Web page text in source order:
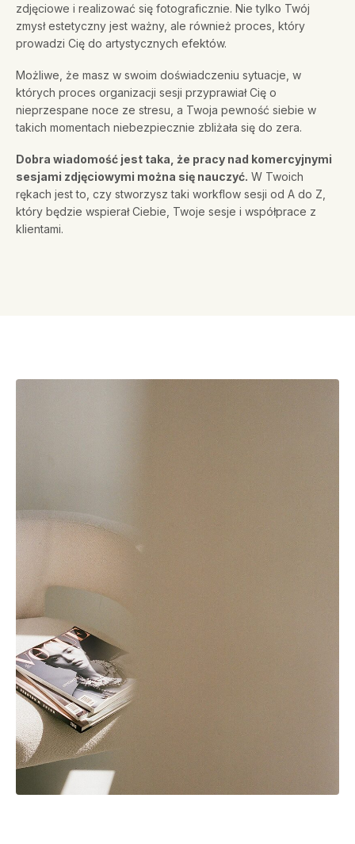
zdjęciowe i realizować się fotograficznie. Nie tylko Twój
zmysł estetyczny jest ważny, ale również proces, który
prowadzi Cię do artystycznych efektów.
Możliwe, że masz w swoim doświadczeniu sytuacje, w
których proces organizacji sesji przyprawiał Cię o
nieprzespane noce ze stresu, a Twoja pewność siebie w
takich momentach niebezpiecznie zbliżała się do zera.
Dobra wiadomość jest taka, że pracy nad komercyjnymi
sesjami zdjęciowymi można się nauczyć. W Twoich
rękach jest to, czy stworzysz taki workflow sesji od A do Z,
który będzie wspierał Ciebie, Twoje sesje i współprace z
klientami.